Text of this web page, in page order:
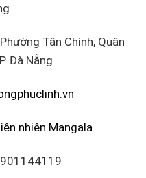
Tân Chính, Quận
Đà Nẵng
nhiên Mangala